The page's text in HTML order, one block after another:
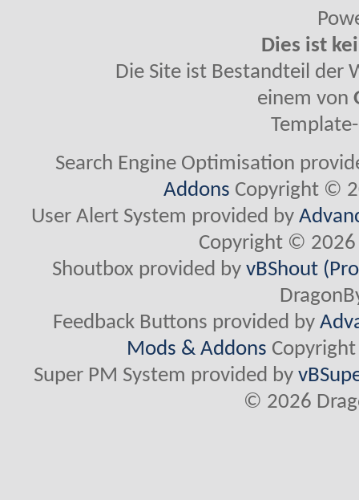
Dies ist
Die Site ist Bestandteil der
einem von
Search Engine Optimisation
Addons Copyright ©
User Alert System provided by
Copyright © 2026
Shoutbox provided byvBShout
Feedback Buttons provided by
Mods & Addons
Super PM System provided by
© 2026